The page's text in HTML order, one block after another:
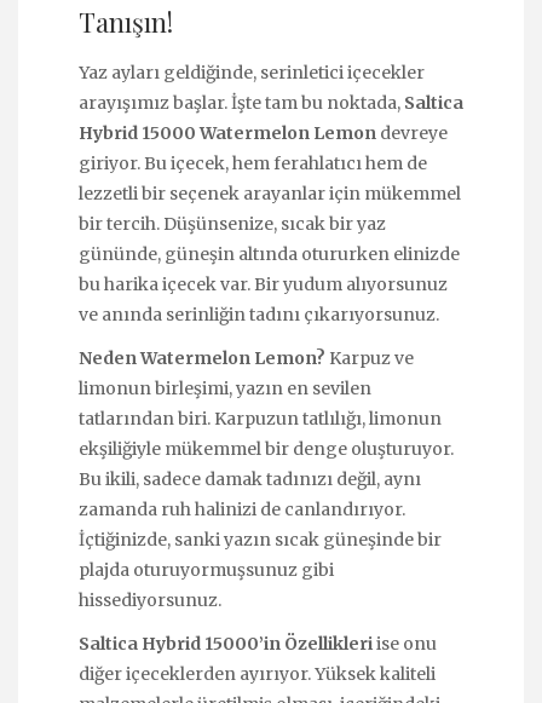
Tanışın!
Yaz ayları geldiğinde, serinletici içecekler
arayışımız başlar. İşte tam bu noktada, Saltica
Hybrid 15000 Watermelon Lemon devreye
giriyor. Bu içecek, hem ferahlatıcı hem de
lezzetli bir seçenek arayanlar için mükemmel
bir tercih. Düşünsenize, sıcak bir yaz
gününde, güneşin altında otururken elinizde
bu harika içecek var. Bir yudum alıyorsunuz
ve anında serinliğin tadını çıkarıyorsunuz.
Neden Watermelon Lemon? Karpuz ve
limonun birleşimi, yazın en sevilen
tatlarından biri. Karpuzun tatlılığı, limonun
ekşiliğiyle mükemmel bir denge oluşturuyor.
Bu ikili, sadece damak tadınızı değil, aynı
zamanda ruh halinizi de canlandırıyor.
İçtiğinizde, sanki yazın sıcak güneşinde bir
plajda oturuyormuşsunuz gibi
hissediyorsunuz.
Saltica Hybrid 15000’in Özellikleriise onu
diğer içeceklerden ayırıyor. Yüksek kaliteli